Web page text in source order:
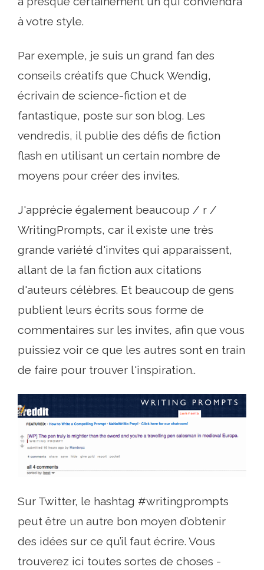
à votre style.
Par exemple, je suis un grand fan des
conseils créatifs que Chuck Wendig,
écrivain de science-fiction et de
fantastique, poste sur son blog. Les
vendredis, il publie des défis de fiction
flash en utilisant un certain nombre de
moyens pour créer des invites.
J'apprécie également beaucoup / r /
WritingPrompts, car il existe une très
grande variété d'invites qui apparaissent,
allant de la fan fiction aux citations
d'auteurs célèbres. Et beaucoup de gens
publient leurs écrits sous forme de
commentaires sur les invites, afin que vous
puissiez voir ce que les autres sont en train
de faire pour trouver l'inspiration..
Sur Twitter, le hashtag #writingprompts
peut être un autre bon moyen d’obtenir
des idées sur ce qu’il faut écrire. Vous
trouverez ici toutes sortes de choses -